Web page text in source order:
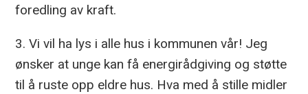
foredling av kraft.
3. Vi vil ha lys i alle hus i kommunen vår! Jeg
ønsker at unge kan få energirådgiving og støtte
til å ruste opp eldre hus. Hva med å stille midler